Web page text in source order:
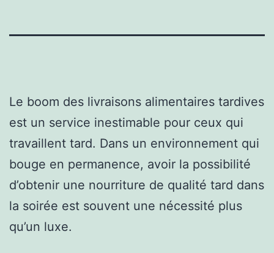
Le boom des livraisons alimentaires tardives
est un service inestimable pour ceux qui
travaillent tard. Dans un environnement qui
bouge en permanence, avoir la possibilité
d’obtenir une nourriture de qualité tard dans
la soirée est souvent une nécessité plus
qu’un luxe.